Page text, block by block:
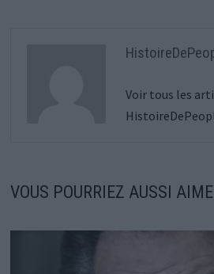
Voir tous les
VOUS POURRIEZ AUSSI